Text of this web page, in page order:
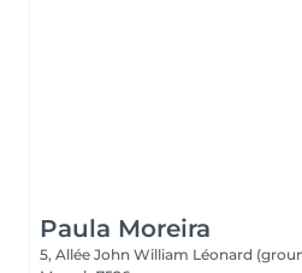
Paula Moreira
5, Allée John William Léonard